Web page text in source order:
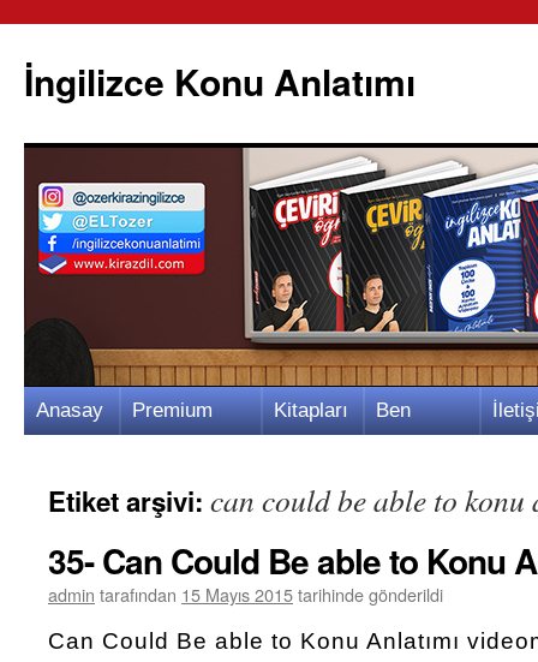
İngilizce Konu Anlatımı
İçeriğe
Anasay Premium Kitapları Ben
Etiket arşivi: can could be able to konu
35- Can Could Be able to Konu
admin tarafından 15 Mayıs 2015tarihinde gönderildi
Can Could Be able to Konu Anlatımı